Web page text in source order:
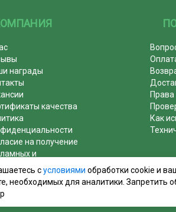
награды
качества
на получение
и
рассылок
журналы покупают у
Права
Как
сусловиями обработки cookie и
необходимых для аналитики. Запретить